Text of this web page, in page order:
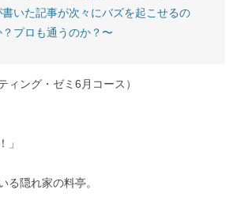
いた記事が次々にバズを起こせるの
プロも通うのか？〜
ィング・ゼミ6月コース）
」
る隠れ家の料亭。